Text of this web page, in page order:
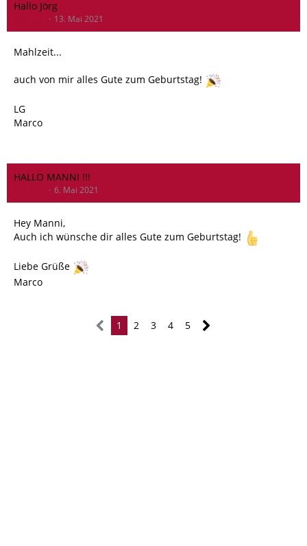
Hallo Jörg
13. Mai 2021
Mahlzeit...
auch von mir alles Gute zum Geburtstag!
LG
Marco
HALLO MANNI !!!
6. Mai 2021
Hey Manni,
Auch ich wünsche dir alles Gute zum Geburtstag!
Liebe Grüße
Marco
1 2 3 4 5